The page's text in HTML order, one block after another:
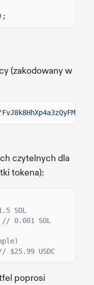
(zakodowany w
czytelnych dla
tokena):
SOL
// 0.001 SOL
$25.99 USDC
poprosi